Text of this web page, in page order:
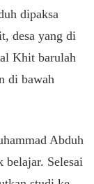
dipaksa
desa yang di
Khit barulah
di bawah
Abduh
belajar. Selesai